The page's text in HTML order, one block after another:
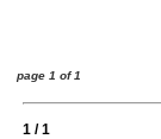
page 1 of 1
1 / 1